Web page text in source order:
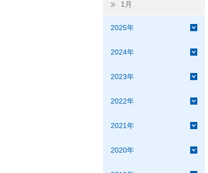
1月
2025年
2024年
2023年
2022年
2021年
2020年